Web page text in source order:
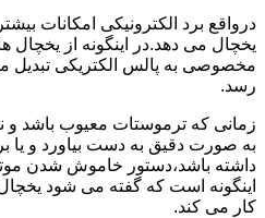
درواقع برد الکترونیکی امکانات
یخچال می دهد.در اینگونه از
مخصوصی به پالس الکتریکی تبدیل
رسد.
زمانی که ترموستات معیوب باشد و
به صورت دقیق به دست بیاورد و یا
داشته باشد،دستور خاموش شدن
اینگونه است که گفته می شود
کار می کند.